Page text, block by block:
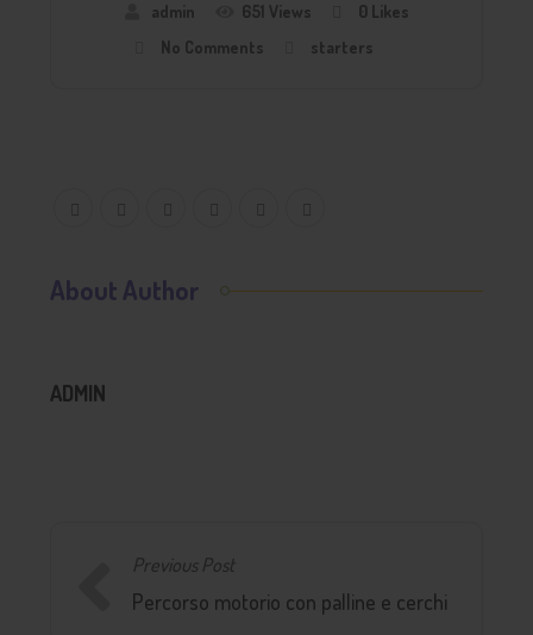
admin 651 Views 0 Likes
No Comments
starters
About Author
ADMIN
Previous Post
Percorso motorio con palline e cerchi